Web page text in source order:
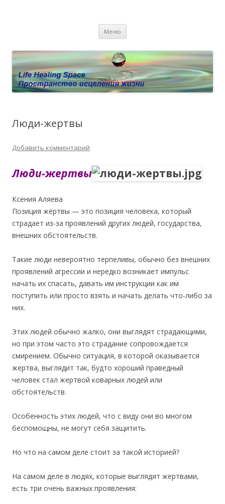
Личный сайт Елены Барымовой
исцелении воспоминанием и ренкарнационике. Услуги.
Меню
Люди-жертвы
Добавить комментарий
Люди-жертвы
Ксения Аляева
Позиция жертвы — это позиция человека, который
страдает из-за проявлений других людей, государства,
внешних обстоятельств.
Такие люди невероятно терпеливы, обычно без внешних
проявлений агрессии и нередко возникает импульс
начать их спасать, давать им инструкции как им
поступить или просто взять и начать делать что-либо за
них.
Этих людей обычно жалко, они выглядят страдающими,
но при этом часто это страдание сопровождается
смирением. Обычно ситуация, в которой оказывается
жертва, выглядит так, будто хороший праведный
человек стал жертвой коварных людей или
обстоятельств.
Особенность этих людей, что с виду они во многом
беспомощны, не могут себя защитить.
Но что на самом деле стоит за такой историей?
На самом деле в людях, которые выглядят жертвами,
есть три очень важных проявления: